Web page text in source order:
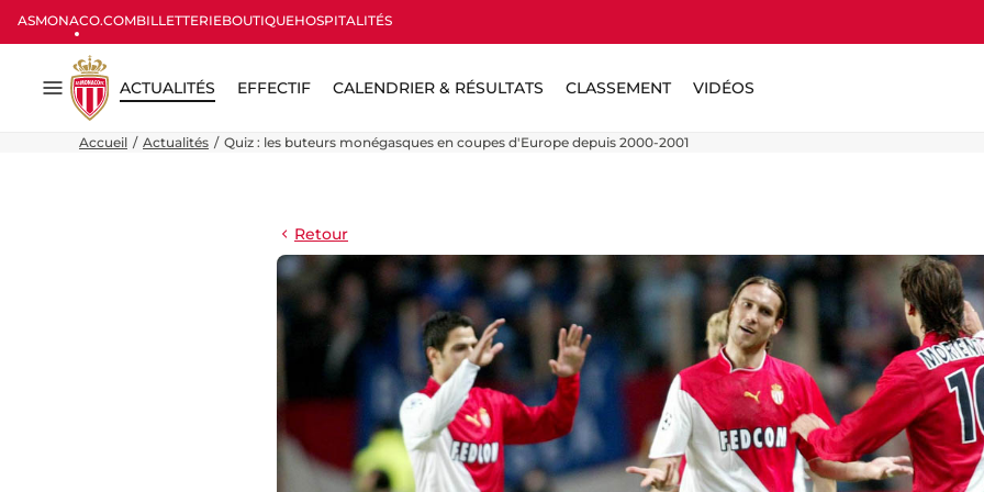
ASMONACO.COMBILLETTERIEBOUTIQUEHOSPITALITÉS
Menu
ACTUALITÉS EFFECTIF CALENDRIER & RÉSULTATS CLASSEMENT VIDÉOS
Accueil Actualités Quiz : les buteurs monégasques en coupes d'Europe depuis 2000-2001
Retour